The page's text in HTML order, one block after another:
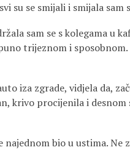
su se smijali i smijala sam
sam se s kolegama u
trijeznom i
iza zgrade, vidjela da,
krivo procijenila i
najednom bio u ustima.